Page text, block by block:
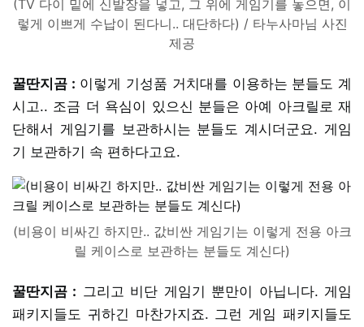
(TV 다이 밑에 신발장을 넣고, 그 위에 게임기를 놓으면, 이
렇게 이쁘게 수납이 된다니.. 대단하다) / 타누사마님 사진
제공
꿀딴지곰 : 이렇게 기성품 거치대를 이용하는 분들도 계
시고.. 조금 더 욕심이 있으신 분들은 아예 아크릴로 재
단해서 게임기를 보관하시는 분들도 계시더군요. 게임
기 보관하기 속 편하다고요.
(비용이 비싸긴 하지만.. 값비싼 게임기는 이렇게 전용 아크
릴 케이스로 보관하는 분들도 계신다)
꿀딴지곰 : 그리고 비단 게임기 뿐만이 아닙니다. 게임
패키지들도 귀하긴 마찬가지죠. 그런 게임 패키지들도